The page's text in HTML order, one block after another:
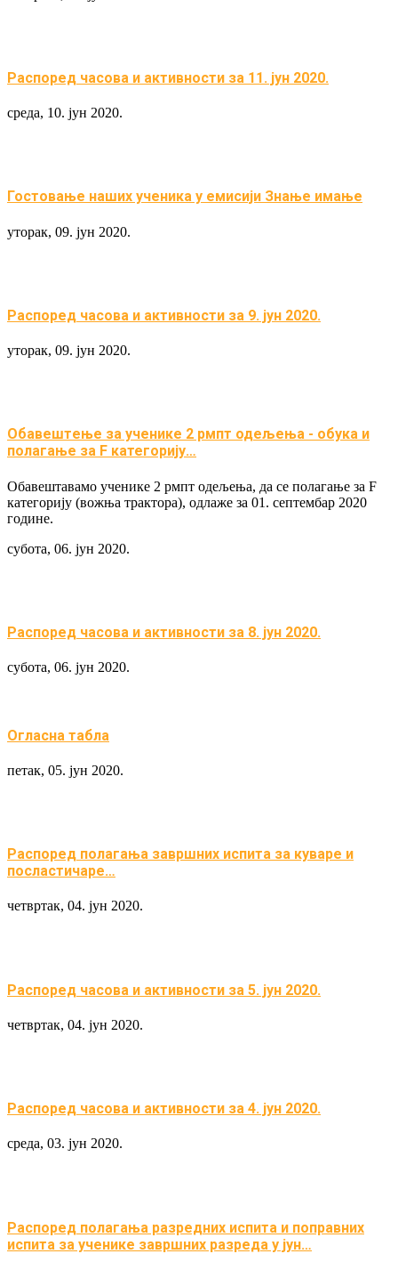
Распоред часова и активности за 11. јун 2020.
среда, 10. јун 2020.
Гостовање наших ученика у емисији Знање имање
уторак, 09. јун 2020.
Распоред часова и активности за 9. јун 2020.
уторак, 09. јун 2020.
Обавештeње за ученике 2 рмпт одељења - обука и
полагање за F категорију…
Обавештавамо ученике 2 рмпт одељења, да се полагање за F
категорију (вожња трактора), одлаже за 01. септембар 2020
године.
субота, 06. јун 2020.
Распоред часова и активности за 8. јун 2020.
субота, 06. јун 2020.
Огласна табла
петак, 05. јун 2020.
Распоред полагања завршних испита за куваре и
посластичаре…
четвртак, 04. јун 2020.
Распоред часова и активности за 5. јун 2020.
четвртак, 04. јун 2020.
Распоред часова и активности за 4. јун 2020.
среда, 03. јун 2020.
Распоред полагања разредних испита и поправних
испита за ученике завршних разреда у јун…